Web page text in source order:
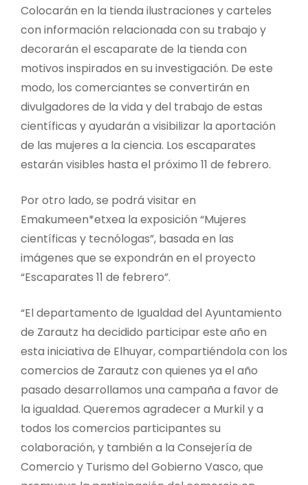
Colocarán en la tienda ilustraciones y carteles
con información relacionada con su trabajo y
decorarán el escaparate de la tienda con
motivos inspirados en su investigación. De este
modo, los comerciantes se convertirán en
divulgadores de la vida y del trabajo de estas
científicas y ayudarán a visibilizar la aportación
de las mujeres a la ciencia. Los escaparates
estarán visibles hasta el próximo 11 de febrero.
Por otro lado, se podrá visitar en
Emakumeen*etxea la exposición “Mujeres
científicas y tecnólogas”, basada en las
imágenes que se expondrán en el proyecto
“Escaparates 11 de febrero”.
“El departamento de Igualdad del Ayuntamiento
de Zarautz ha decidido participar este año en
esta iniciativa de Elhuyar, compartiéndola con los
comercios de Zarautz con quienes ya el año
pasado desarrollamos una campaña a favor de
la igualdad. Queremos agradecer a Murkil y a
todos los comercios participantes su
colaboración, y también a la Consejería de
Comercio y Turismo del Gobierno Vasco, que